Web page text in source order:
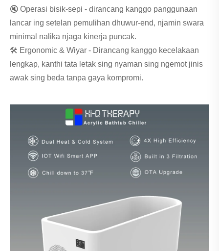
🔇 Operasi bisik-sepi - dirancang kanggo panggunaan
lancar ing setelan pemulihan dhuwur-end, njamin swara
minimal nalika njaga kinerja puncak.
🛠 Ergonomic & Wiyar - Dirancang kanggo kecelakaan
lengkap, kanthi tata letak sing nyaman sing ngemot jinis
awak sing beda tanpa gaya kompromi.